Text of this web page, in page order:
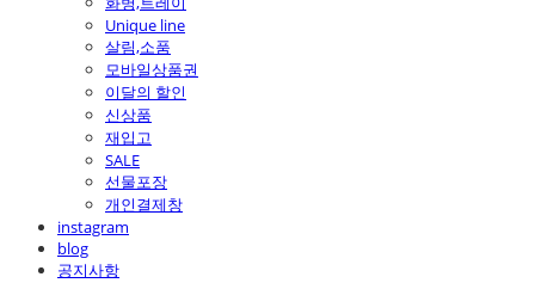
Unique line
살림,소품
모바일상품권
이달의 할인
신상품
재입고
SALE
선물포장
개인결제창
instagram
blog
공지사항